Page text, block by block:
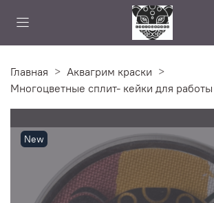
Главная
Аквагрим краски
Многоцветные сплит- кейки для
New